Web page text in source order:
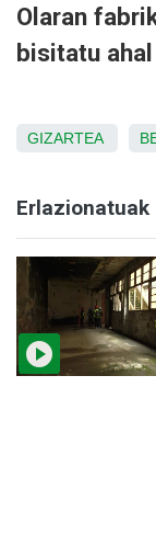
Olaran
bisitatu
GIZARTEA
Erlazionatuak